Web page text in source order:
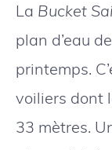
La Bucket
plan d’eau
printemps.
voiliers dont
33 mètres.